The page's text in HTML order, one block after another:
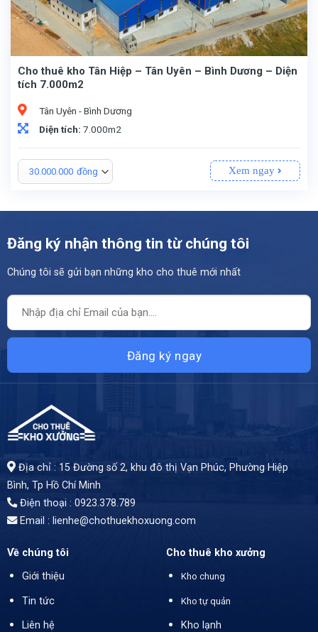
Cho thuê kho Tân Hiệp – Tân Uyên – Bình Dương – Diện
tích 7.000m2
Tân Uyên - Bình Dương
Diện tích: 7.000m2
30.000.000 đồng Xem ngay
Đăng ký nhận thông tin từ chúng tôi
Chúng tôi sẽ gửi bạn những kho cho thuê mới nhất
Địa chỉ : 15 Đường số 2, khu đô thị Vạn Phúc, Phường Hiệp
Bình, Tp Hồ Chí Minh
Điện thoại : 0923.378.789
Email : lienhe@chothuekhoxuong.com
Về chúng tôi
Giới thiệu
Tin tức
Liên hệ
Cho thuê kho xưởng
Kho chung
Kho tự quản
Kho lạnh